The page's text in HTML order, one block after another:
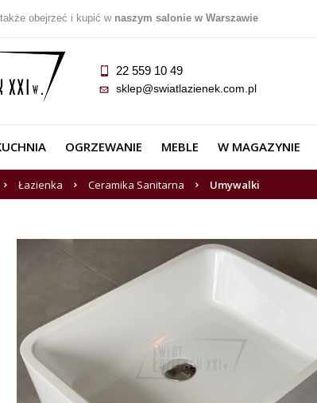
obejrzeć i kupić w naszym salonie w Warszawie
22 559 10 49
sklep@swiatlazienek.com.pl
OGRZEWANIE MEBLE W MAGAZYNIE
Łazienka Ceramika Sanitarna Umywalki